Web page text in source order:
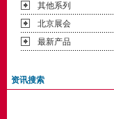
其他系列
北京展会
最新产品
资讯搜索